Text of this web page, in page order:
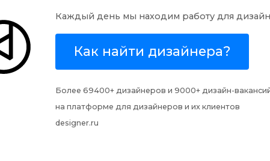
Каждый день мы находим работу для
Как найти дизайнера?
Более 69400+ дизайнеров и9000+ дизайн-
на платформе для дизайнеров и их клиентов
designer.ru